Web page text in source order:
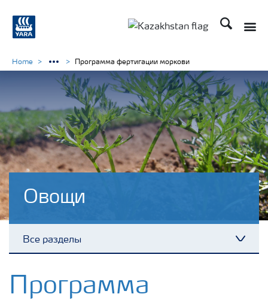
Поиск
Овощи
Все разделы
Удобрения Yara
Home Программа фертигации моркови
Программа